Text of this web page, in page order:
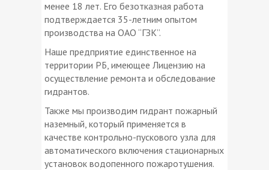
менее 18 лет. Его безотказная работа
подтверждается 35-летним опытом
производства на ОАО “ГЗК”.
Наше предприятие единственное на
территории РБ, имеющее Лицензию на
осуществление ремонта и обследование
гидрантов.
Также мы производим гидрант пожарный
наземный, который применяется в
качестве контрольно-пускового узла для
автоматического включения стационарных
установок водопенного пожаротушения.